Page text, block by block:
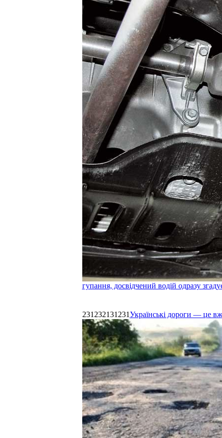
гупання, досвідчений водій одразу
231232131231Українські дороги — це